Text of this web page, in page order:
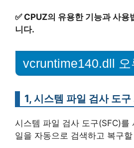
✅ CPUZ의 유용한 기능과 사용
니다.
vcruntime140.dll 오
1, 시스템 파일 검사 도구
시스템 파일 검사 도구(SFC)를
일을 자동으로 검색하고 복구